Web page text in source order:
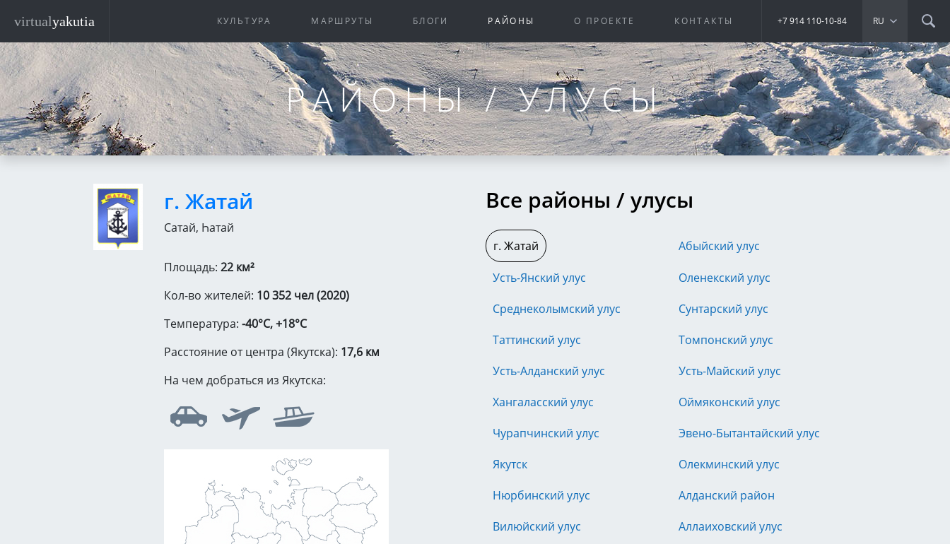
virtualyakutia КУЛЬТУРА МАРШРУТЫ БЛОГИ РАЙОНЫ О ПРОЕКТЕ КОНТАКТЫ RU
+7 914 110-10-84
РАЙОНЫ / УЛУСЫ
г. Жатай
Сатай, Һатай
Площадь: 22 км²
Кол-во жителей: 10 352 чел (2020)
Температура: -40°C, +18°C
Расстояние от центра (Якутска): 17,6 км
На чем добраться из Якутска:
Все районы / улусы
г. Жатай Абыйский улус
Усть-Янский улус
Оленекский улус
Среднеколымский улус
Сунтарский улус
Таттинский улус
Томпонский улус
Усть-Алданский улус
Усть-Майский улус
Хангаласский улус
Оймяконский улус
Чурапчинский улус
Эвено-Бытантайский улус
Якутск
Олекминский улус
Нюрбинский улус
Алданский район
Вилюйский улус
Аллаиховский улус